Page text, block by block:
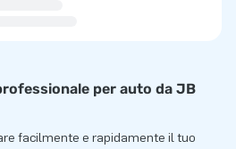
per auto da JB
facilmente e rapidamente il tuo